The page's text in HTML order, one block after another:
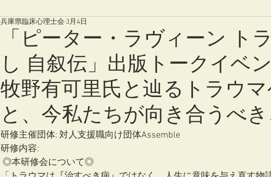
「ピーター・ラヴィーン ト
し 自叙伝」出版トークイベ
牧野有可里氏と辿るトラウ
と、今私たちが向き合うべ
兵庫県臨床心理士会 3月4日
研修主催団体: 対人支援職向け団体Assemble
研修内容:
◎本研修会について◎